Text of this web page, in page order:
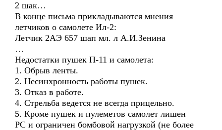
2 шак…
В конце письма прикладываются мнения
летчиков о самолете Ил-2:
Летчик 2АЭ 657 шап мл. л А.И.Зенина
…
Недостатки пушек П-11 и самолета:
1. Обрыв ленты.
2. Несинхронность работы пушек.
3. Отказ в работе.
4. Стрельба ведется не всегда прицельно.
5. Кроме пушек и пулеметов самолет лишен
РС и ограничен бомбовой нагрузкой (не более